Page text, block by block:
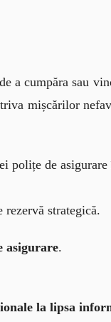
a cumpăra sau
mișcărilor
polițe de
strategică.
asigurare.
la lipsa